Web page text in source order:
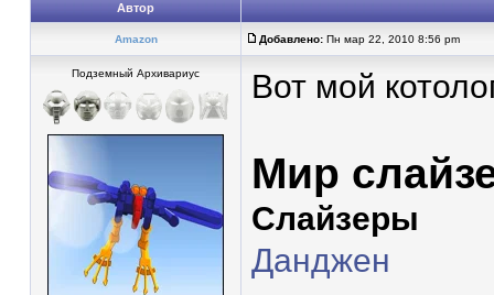
Автор
Amazon Добавлено: Пн мар 22, 2010 8:56 pm
Подземный Архивариус Вот мой
Мир
Слайзеры
Данджен